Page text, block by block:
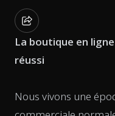
La boutique en
réussi
Nous vivons une